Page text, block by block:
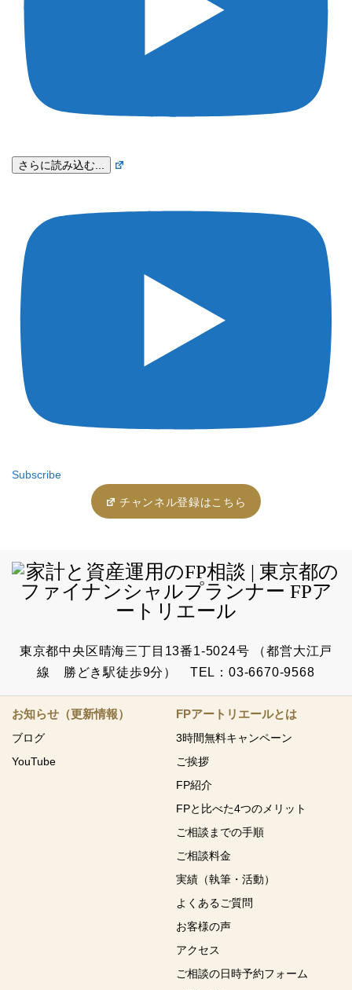
さらに読み込む...
Subscribe
チャンネル登録はこちら
東京都中央区晴海三丁目13番1-5024号 （都営大江戸
線 勝どき駅徒歩9分） TEL：03-6670-9568
お知らせ（更新情報）
ブログ
YouTube
FPアートリエールとは
3時間無料キャンペーン
ご挨拶
FP紹介
FPと比べた4つのメリット
ご相談までの手順
ご相談料金
実績（執筆・活動）
よくあるご質問
お客様の声
アクセス
ご相談の日時予約フォーム